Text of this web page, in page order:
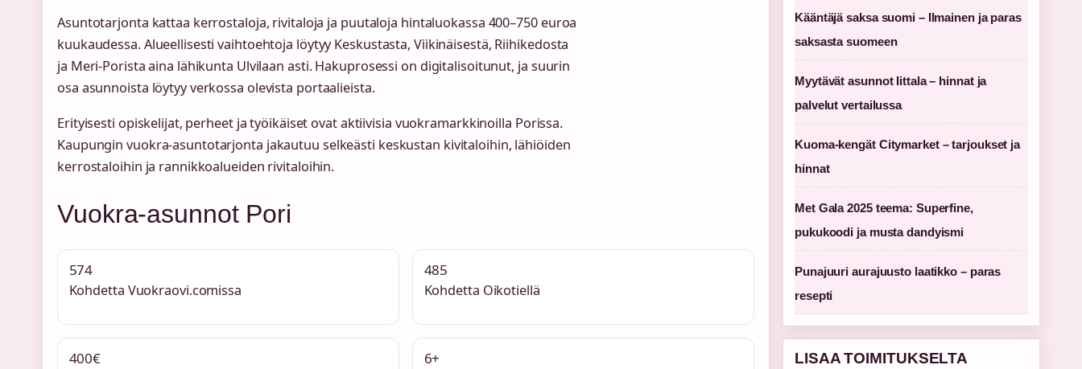
Asuntotarjonta kattaa kerrostaloja, rivitaloja ja puutaloja hintaluokassa 400–750 euroa
kuukaudessa. Alueellisesti vaihtoehtoja löytyy Keskustasta, Viikinäisestä, Riihikedosta
ja Meri-Porista aina lähikunta Ulvilaan asti. Hakuprosessi on digitalisoitunut, ja suurin
osa asunnoista löytyy verkossa olevista portaalieista.
Erityisesti opiskelijat, perheet ja työikäiset ovat aktiivisia vuokramarkkinoilla Porissa.
Kaupungin vuokra-asuntotarjonta jakautuu selkeästi keskustan kivitaloihin, lähiöiden
kerrostaloihin ja rannikkoalueiden rivitaloihin.
Vuokra-asunnot Pori
574
Kohdetta Vuokraovi.comissa
485
Kohdetta Oikotiellä
400€ 6+
Kääntäjä saksa suomi – Ilmainen ja paras
saksasta suomeen
Myytävät asunnot Iittala – hinnat ja
palvelut vertailussa
Kuoma-kengät Citymarket – tarjoukset ja
hinnat
Met Gala 2025 teema: Superfine,
pukukoodi ja musta dandyismi
Punajuuri aurajuusto laatikko – paras
resepti
LISAA TOIMITUKSELTA